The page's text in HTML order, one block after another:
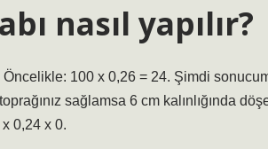
nasıl yapılır?
100 x 0,26 = 24. Şimdi
sağlamsa 6 cm kalınlığında
0,24 x 0.